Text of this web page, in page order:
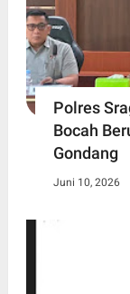
Polres
Bocah
Gondang
Juni 10, 2026